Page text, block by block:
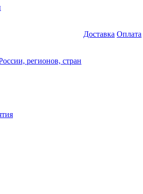
регионов, стран
Доставка Оплата